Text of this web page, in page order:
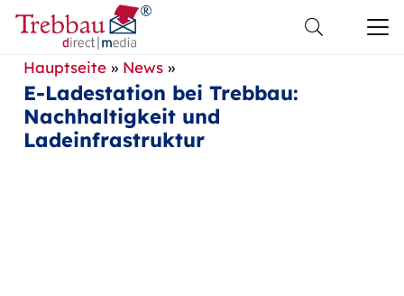
Hauptseite» News»
E-Ladestation bei Trebbau:
Nachhaltigkeit und
Ladeinfrastruktur